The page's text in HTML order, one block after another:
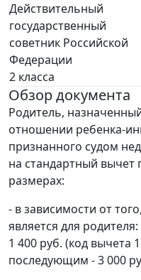
Действительный
государственный
советник Российской
Федерации
2 класса
Обзор документа
Родитель,
отношении ребенка-
признанного судом
на стандартный
размерах:
- в зависимости от
является для
1 400 руб. (код вычета
последующим - 3 000